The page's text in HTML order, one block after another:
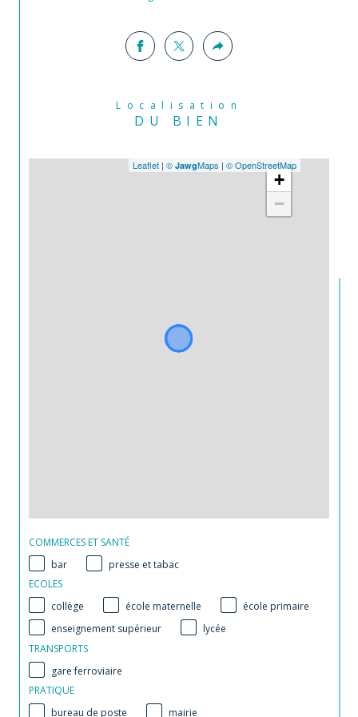
Localisation
DU BIEN
+
−
Leaflet | © JawgMaps | © OpenStreetMap
COMMERCES ET SANTÉ
bar
presse et tabac
ECOLES
collège
école maternelle
école primaire
enseignement supérieur
lycée
TRANSPORTS
gare ferroviaire
PRATIQUE
bureau de poste
mairie